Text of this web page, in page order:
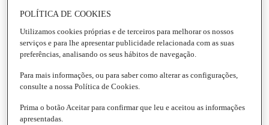
POLÍTICA DE COOKIES
Utilizamos cookies próprias e de terceiros para melhorar os nossos
serviços e para lhe apresentar publicidade relacionada com as suas
preferências, analisando os seus hábitos de navegação.
Para mais informações, ou para saber como alterar as configurações,
consulte a nossa Política de Cookies.
Prima o botão Aceitar para confirmar que leu e aceitou as informações
apresentadas.